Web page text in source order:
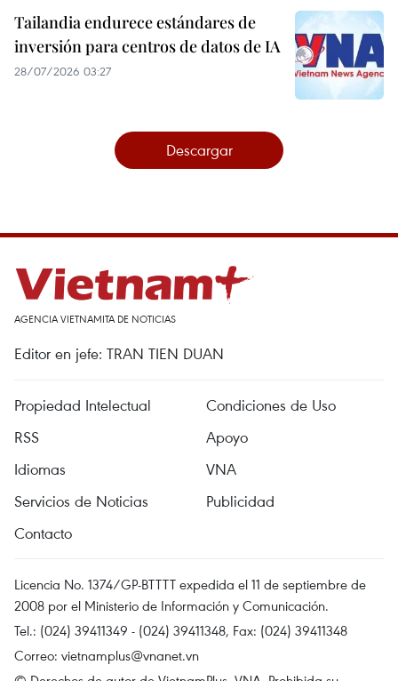
Tailandia endurece estándares de
inversión para centros de datos de IA
28/07/2026 03:27
Descargar
AGENCIA VIETNAMITA DE NOTICIAS
Editor en jefe: TRAN TIEN DUAN
Propiedad Intelectual
Condiciones de Uso
RSS
Apoyo
Idiomas
VNA
Servicios de Noticias
Publicidad
Contacto
Licencia No. 1374/GP-BTTTT expedida el 11 de septiembre de
2008 por el Ministerio de Información y Comunicación.
Tel.: (024) 39411349 - (024) 39411348, Fax: (024) 39411348
Correo: vietnamplus@vnanet.vn